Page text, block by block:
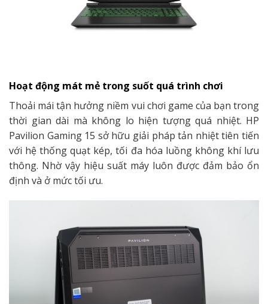
Hoạt động mát mẻ trong suốt quá trình chơi
Thoải mái tận hưởng niềm vui chơi game của bạn trong
thời gian dài mà không lo hiện tượng quá nhiệt. HP
Pavilion Gaming 15 sở hữu giải pháp tản nhiệt tiên tiến
với hệ thống quạt kép, tối đa hóa luồng không khí lưu
thông. Nhờ vậy hiệu suất máy luôn được đảm bảo ổn
định và ở mức tối ưu.